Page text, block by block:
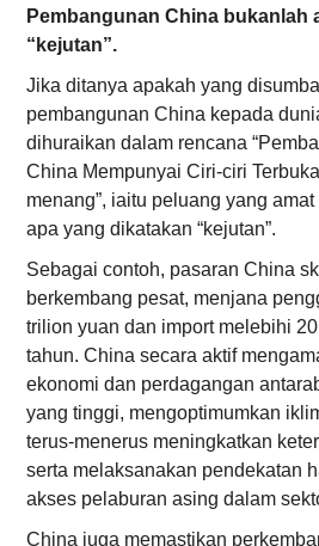
Pembangunan China bukanlah
“kejutan”.
Jika ditanya apakah yang
pembangunan China kepada
dihuraikan dalam rencana
China Mempunyai Ciri-ciri
menang”, iaitu peluang yang
apa yang dikatakan “kejutan”.
Sebagai contoh, pasaran China
berkembang pesat, menjana
trilion yuan dan import melebihi
tahun. China secara aktif
ekonomi dan perdagangan
yang tinggi, mengoptimumkan
terus-menerus meningkatkan
serta melaksanakan pendekatan
akses pelaburan asing dalam
China juga memastikan